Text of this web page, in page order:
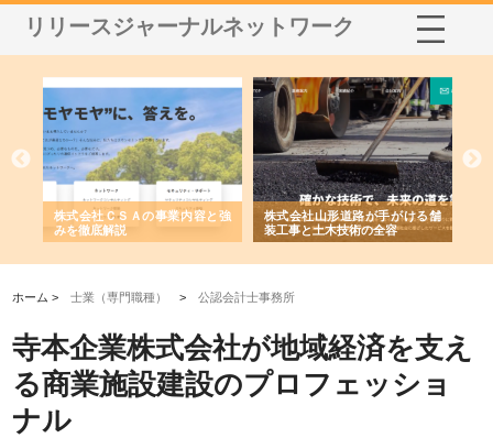
リリースジャーナルネットワーク
株式会社ＣＳＡの事業内容と強
みを徹底解説
株式会社山形道路が手がける舗
装工事と土木技術の全容
ホーム >士業（専門職種） >公認会計士事務所
寺本企業株式会社が地域経済を支え
る商業施設建設のプロフェッショ
ナル